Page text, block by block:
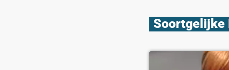
Soortgelijke